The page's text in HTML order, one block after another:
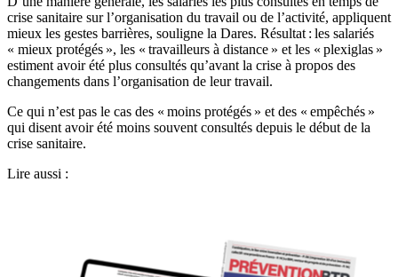
crise sanitaire sur l’organisation du travail ou de l’activité, appliquent
mieux les gestes barrières, souligne la Dares. Résultat : les salariés
« mieux protégés », les « travailleurs à distance » et les « plexiglas »
estiment avoir été plus consultés qu’avant la crise à propos des
changements dans l’organisation de leur travail.
Ce qui n’est pas le cas des « moins protégés » et des « empêchés »
qui disent avoir été moins souvent consultés depuis le début de la
crise sanitaire.
Lire aussi :